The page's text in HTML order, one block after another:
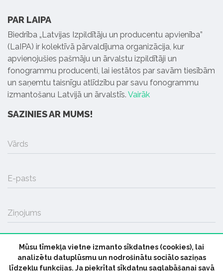
PAR LAIPA
Biedrība „Latvijas Izpildītāju un producentu apvienība”
(LaIPA) ir kolektīvā pārvaldījuma organizācija, kur
apvienojušies pašmāju un ārvalstu izpildītāji un
fonogrammu producenti, lai iestātos par savām tiesībām
un saņemtu taisnīgu atlīdzību par savu fonogrammu
izmantošanu Latvijā un ārvalstīs. Vairāk
SAZINIES AR MUMS!
Vārds
E-pasts
Ziņojums
SŪTĪT
Mūsu tīmekļa vietne izmanto sīkdatnes (cookies), lai
analizētu datuplūsmu un nodrošinātu sociālo saziņas
līdzekļu funkcijas. Ja piekrītat sīkdatņu saglabāšanai savā